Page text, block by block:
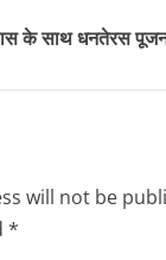
के साथ धनतेरस
will not be
*